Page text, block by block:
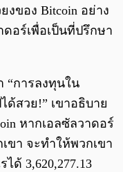
ของ Bitcoin อย่าง
ดอร์เพื่อเป็นที่ปรึกษา
“การลงทุนใน
ด้สวย!” เขาอธิบาย
หากเอลซัลวาดอร์
ขา จะทำให้พวกเขา
ด้ 3,620,277.13